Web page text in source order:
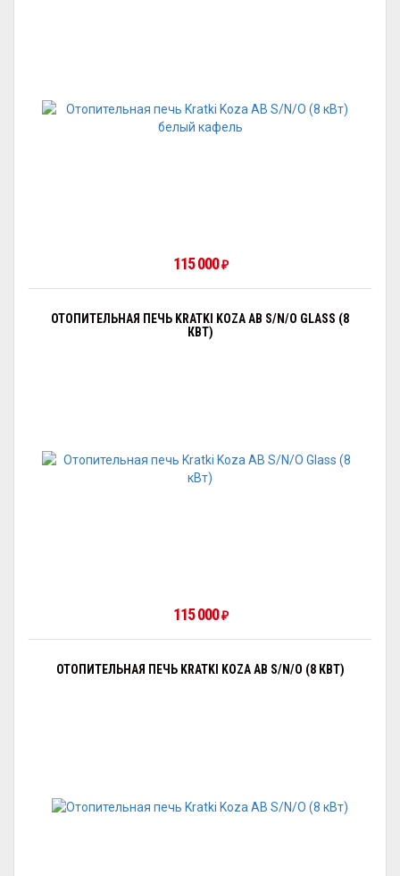
115 000₽
ОТОПИТЕЛЬНАЯ ПЕЧЬ KRATKI KOZA AB S/N/O GLASS (8
КВТ)
115 000₽
ОТОПИТЕЛЬНАЯ ПЕЧЬ KRATKI KOZA AB S/N/O (8 КВТ)